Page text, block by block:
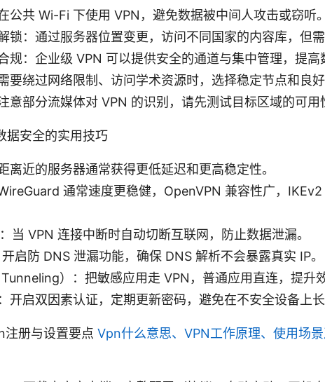
公共 Wi-Fi 下使用 VPN，避免数据被中间人攻击或窃听。
锁：通过服务器位置变更，访问不同国家的内容库，但需
规：企业级 VPN 可以提供安全的通道与集中管理，提高
要绕过网络限制、访问学术资源时，选择稳定节点和良好
意部分流媒体对 VPN 的识别，请先测试目标区域的可用
据安全的实用技巧
离近的服务器通常获得更低延迟和更高稳定性。
通常速度更稳健，OpenVPN 兼容性广，
当 VPN 连接中断时自动切断互联网，防止数据泄漏。
启防 DNS 泄漏功能，确保 DNS 解析不会暴露真实 IP。
）：把敏感应用走 VPN，普通应用直连，提升效
开启双因素认证，定期更新密码，避免在不安全设备上长
注册与设置要点 Vpn什么意思、VPN工作原理、使用场景